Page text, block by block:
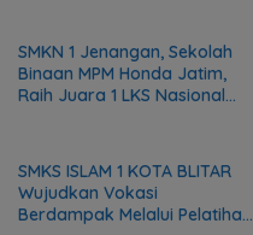
SMKN 1 Jenangan, Sekolah
Binaan MPM Honda Jatim,
Raih Juara 1 LKS Nasional
SMKS ISLAM 1 KOTA BLITAR
Wujudkan Vokasi
Berdampak Melalui Pelatihan